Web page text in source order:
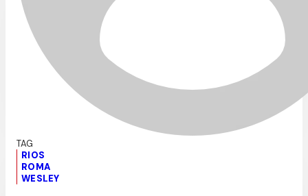
RIOS
ROMA
WESLEY